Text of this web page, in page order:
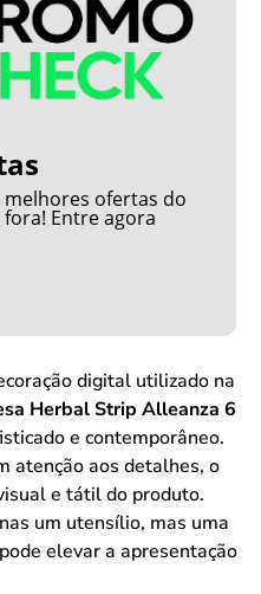
melhores ofertas do
Entre agora
digital utilizado na
Herbal Strip Alleanza 6
e contemporâneo.
atenção aos detalhes, o
e tátil do produto.
um utensílio, mas uma
elevar a apresentação